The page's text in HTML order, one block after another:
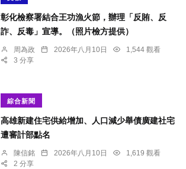
彰化檢察署結合王功漁火節，辦理「反賄、反
詐、反毒」宣導。（照片檢方提供）
周為政 2026年八月10日
1,544 觀看
3 分享
綜合新聞
高雄新建住宅供給增加、人口減少舉債廣建社宅
遭審計部點名
陳信銘 2026年八月10日
1,619 觀看
2 分享